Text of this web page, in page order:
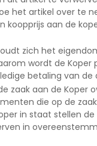
het artikel over te
koopprijs aan de
zich het
wordt de Koper
betaling van de
zaak aan de Koper
die op de
in staat stellen
in